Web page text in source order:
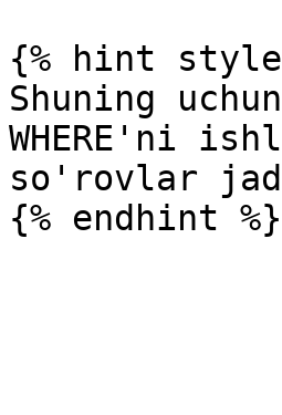
{% hint
Shuning
WHERE'ni
so'rovlar